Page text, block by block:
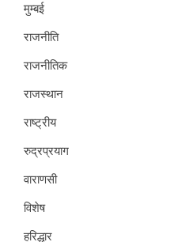
मुम्बई
राजनीति
राजनीतिक
राजस्थान
राष्ट्रीय
रुद्रप्रयाग
वाराणसी
विशेष
हरिद्धार